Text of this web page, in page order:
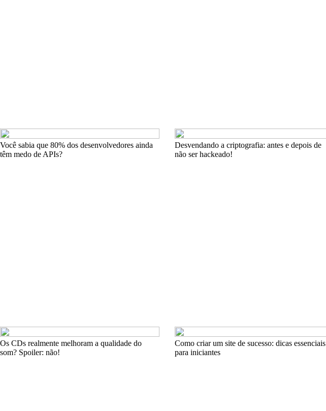
Você sabia que 80% dos desenvolvedores ainda
têm medo de APIs?
Desvendando a criptografia: antes e depois de
não ser hackeado!
Os CDs realmente melhoram a qualidade do
som? Spoiler: não!
Como criar um site de sucesso: dicas essenciais
para iniciantes